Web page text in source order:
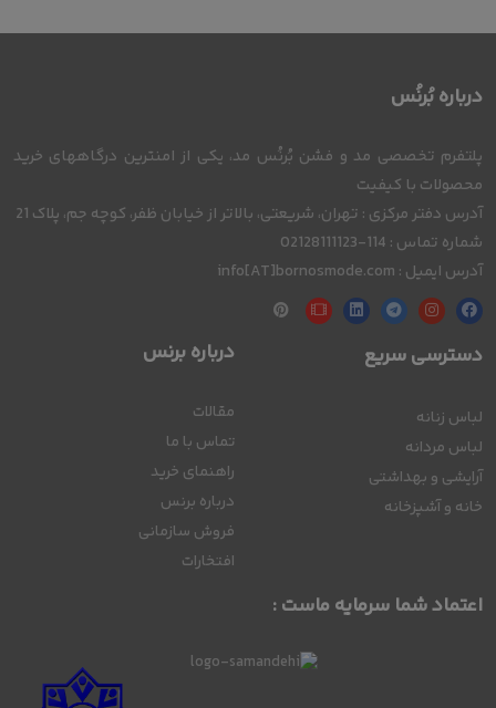
درباره بُرنُس
پلتفرم تخصصی مد و فشن بُرنُس مد، یکی از امنترین درگاههای خرید
محصولات با کیفیت
آدرس دفتر مرکزی : تهران، شریعتی، بالاتر از خیابان ظفر، کوچه جم، پلاک 21
شماره تماس : 114-02128111123
آدرس ایمیل : info[AT]bornosmode.com
دسترسی سریع
لباس زنانه
لباس مردانه
آرایشی و بهداشتی
خانه و آشپزخانه
درباره برنس
مقالات
تماس با ما
راهنمای خرید
درباره برنس
فروش سازمانی
افتخارات
اعتماد شما سرمایه ماست :